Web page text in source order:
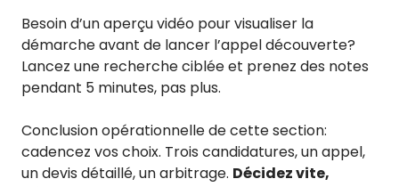
Besoin d’un aperçu vidéo pour visualiser la
démarche avant de lancer l’appel découverte?
Lancez une recherche ciblée et prenez des notes
pendant 5 minutes, pas plus.
Conclusion opérationnelle de cette section:
cadencez vos choix. Trois candidatures, un appel,
un devis détaillé, un arbitrage. Décidez vite,